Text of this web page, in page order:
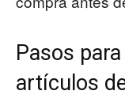
Pasos
artículos